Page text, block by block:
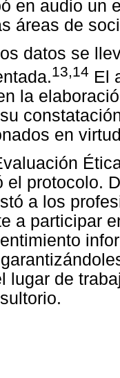
en audio un
áreas de
datos se
13,14 El
la
en
el protocolo.
a los
a participar
lugar de